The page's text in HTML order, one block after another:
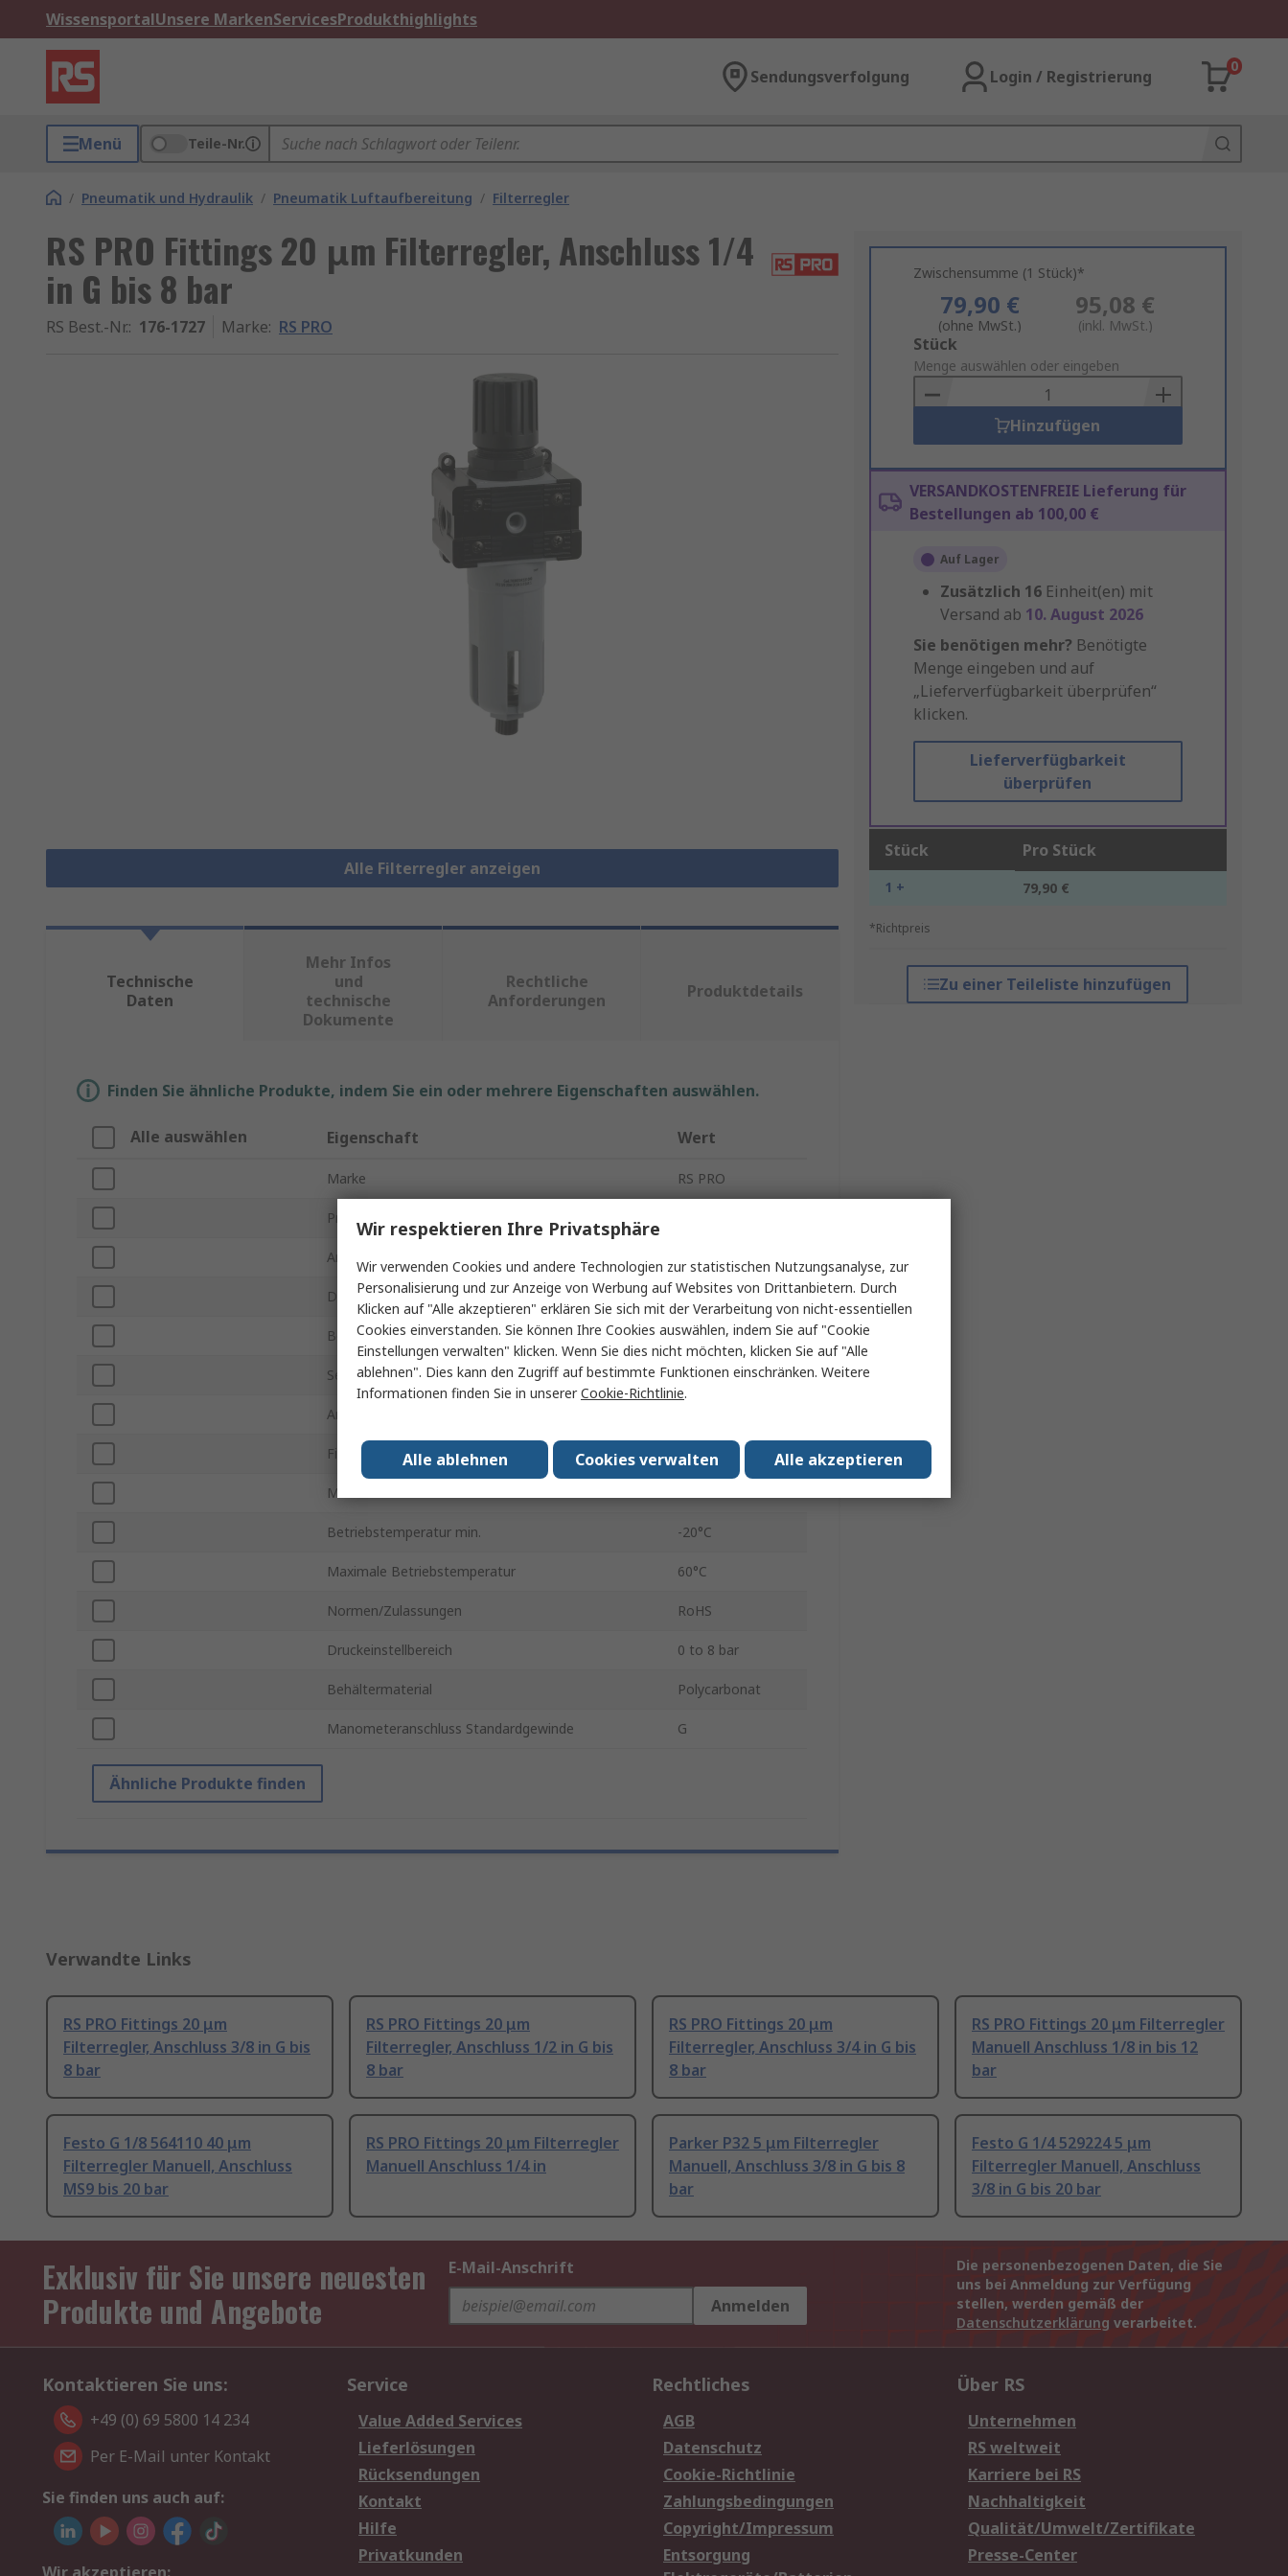
WissensportalUnsere MarkenServicesProdukthighlights
Sendungsverfolgung Login / Registrierung
0
Menü Teile-Nr.
/ Pneumatik und Hydraulik / Pneumatik Luftaufbereitung / Filterregler
RS PRO Fittings 20 μm Filterregler, Anschluss 1/4
in G bis 8 bar
RS Best.-Nr.: 176-1727 Marke: RS PRO
Alle Filterregler anzeigen
Zwischensumme (1 Stück)*
79,90 €
(ohne MwSt.)
95,08 €
(inkl. MwSt.)
Add
to
Basket
Stück
Menge auswählen oder eingeben
Hinzufügen
VERSANDKOSTENFREIE Lieferung für
Bestellungen ab 100,00 €
Auf Lager
Zusätzlich 16 Einheit(en) mit
Versand ab 10. August 2026
Sie benötigen mehr? Benötigte
Menge eingeben und auf
„Lieferverfügbarkeit überprüfen“
klicken.
Lieferverfügbarkeit
überprüfen
Stück Pro Stück
1 + 79,90 €
*Richtpreis
Zu einer Teileliste hinzufügen
Technische
Daten
Mehr Infos
und
technische
Dokumente
Rechtliche
Anforderungen
Produktdetails
Finden Sie ähnliche Produkte, indem Sie ein oder mehrere Eigenschaften auswählen.
Alle auswählen Eigenschaft Wert
Marke RS PRO
Produkt Typ
Anschlussgröße 1/4 in G
Durchflussrate max. 1650NL/min
Betriebsdruck max. 8 bar
Serie Fittings
Anschluss - Gewindestandard
Filtergröße 20μm
Manometeranschluss Größe
Betriebstemperatur min. -20°C
Maximale Betriebstemperatur 60°C
Normen/Zulassungen RoHS
Druckeinstellbereich 0 to 8 bar
Behältermaterial Polycarbonat
Manometeranschluss Standardgewinde G
Ähnliche Produkte finden
Verwandte Links
RS PRO Fittings 20 μm
Filterregler, Anschluss 3/8 in G bis
8 bar
RS PRO Fittings 20 μm
Filterregler, Anschluss 1/2 in G bis
8 bar
RS PRO Fittings 20 μm
Filterregler, Anschluss 3/4 in G bis
8 bar
RS PRO Fittings 20 μm Filterregler
Manuell Anschluss 1/8 in bis 12
bar
Festo G 1/8 564110 40 μm
Filterregler Manuell, Anschluss
MS9 bis 20 bar
RS PRO Fittings 20 μm Filterregler
Manuell Anschluss 1/4 in
Parker P32 5 μm Filterregler
Manuell, Anschluss 3/8 in G bis 8
bar
Festo G 1/4 529224 5 μm
Filterregler Manuell, Anschluss
3/8 in G bis 20 bar
Exklusiv für Sie unsere neuesten
Produkte und Angebote
E-Mail-Anschrift
Anmelden
Die personenbezogenen Daten, die Sie
uns bei Anmeldung zur Verfügung
stellen, werden gemäß der
Datenschutzerklärung verarbeitet.
Kontaktieren Sie uns:
+49 (0) 69 5800 14 234
Per E-Mail unter Kontakt
Sie finden uns auch auf:
Service
Value Added Services
Lieferlösungen
Rücksendungen
Kontakt
Hilfe
Privatkunden
Rechtliches
AGB
Datenschutz
Cookie-Richtlinie
Zahlungsbedingungen
Copyright/Impressum
Entsorgung
Über RS
Unternehmen
RS weltweit
Karriere bei RS
Nachhaltigkeit
Qualität/Umwelt/Zertifikate
Presse-Center
Wir respektieren Ihre Privatsphäre
Wir verwenden Cookies und andere Technologien zur statistischen Nutzungsanalyse, zur
Personalisierung und zur Anzeige von Werbung auf Websites von Drittanbietern. Durch
Klicken auf "Alle akzeptieren" erklären Sie sich mit der Verarbeitung von nicht-essentiellen
Cookies einverstanden. Sie können Ihre Cookies auswählen, indem Sie auf "Cookie
Einstellungen verwalten" klicken. Wenn Sie dies nicht möchten, klicken Sie auf "Alle
ablehnen". Dies kann den Zugriff auf bestimmte Funktionen einschränken. Weitere
Informationen finden Sie in unsererCookie-Richtlinie.
Alle akzeptieren
Cookies verwalten
Alle ablehnen